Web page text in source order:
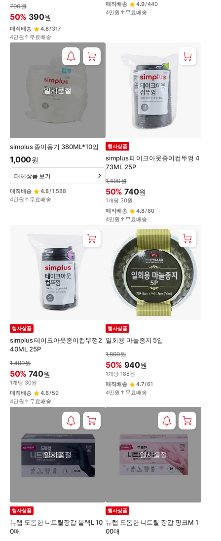
790원
50% 390원
매직배송 4.8/317
4만원↑무료배송
매직배송
4.9/440
4만원↑무료배송
simplus 종이용기 380ML*10입
일시품절
1,000원
매직배송 4.8/1,588
4만원↑무료배송
대체상품 보기
simplus 테이크아웃종이컵뚜껑 4
73ML 25P
행사상품
1,490원
50% 740원
1개당 30원
매직배송
4.8/80
4만원↑무료배송
simplus 테이크아웃종이컵뚜껑2
40ML 25P
행사상품
1,490원
50% 740원
1개당 30원
매직배송
4.6/59
4만원↑무료배송
일회용 마늘종지 5입
행사상품
1,890원
50% 940원
1개당 188원
매직배송
4.7/61
4만원↑무료배송
뉴랩 도톰한 니트릴장갑 블랙L 10
0매
일시품절
행사상품
뉴랩 도톰한 니트릴 장갑 핑크M 1
00매
일시품절
행사상품